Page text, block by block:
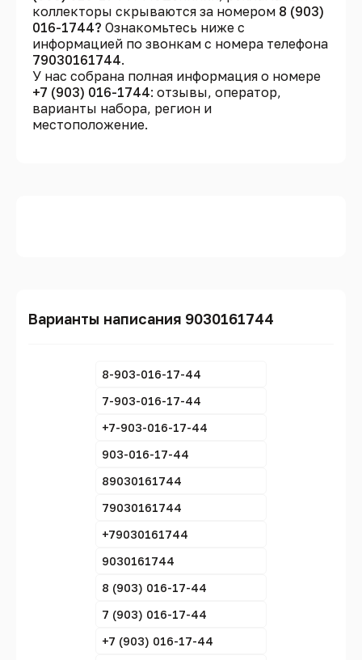
коллекторы скрываются за номером 8 (903)
016-1744? Ознакомьтесь ниже с
информацией по звонкам с номера телефона
79030161744.
У нас собрана полная информация о номере
+7 (903) 016-1744: отзывы, оператор,
варианты набора, регион и
местоположение.
Варианты написания 9030161744
8-903-016-17-44
7-903-016-17-44
+7-903-016-17-44
903-016-17-44
89030161744
79030161744
+79030161744
9030161744
8 (903) 016-17-44
7 (903) 016-17-44
+7 (903) 016-17-44